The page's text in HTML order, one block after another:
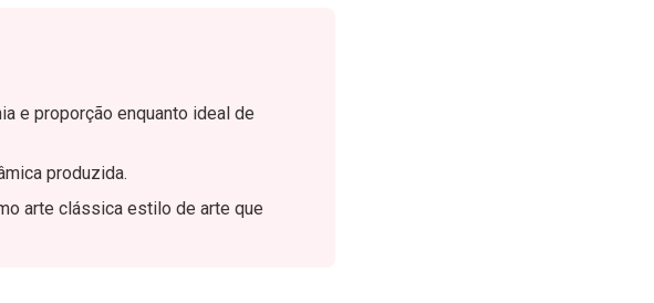
e proporção enquanto ideal de
produzida.
arte clássica estilo de arte que